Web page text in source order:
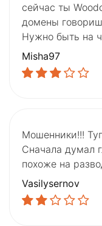
сейчас ты
домены
Нужно быть на
Misha97
Мошенники!!!
Сначала думал
похоже на
Vasilysernov